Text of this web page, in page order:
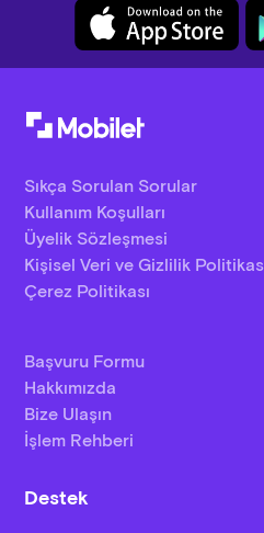
Sıkça Sorulan Sorular
Kullanım Koşulları
Üyelik Sözleşmesi
Kişisel Veri ve Gizlilik
Çerez Politikası
Başvuru Formu
Hakkımızda
Bize Ulaşın
İşlem Rehberi
Destek